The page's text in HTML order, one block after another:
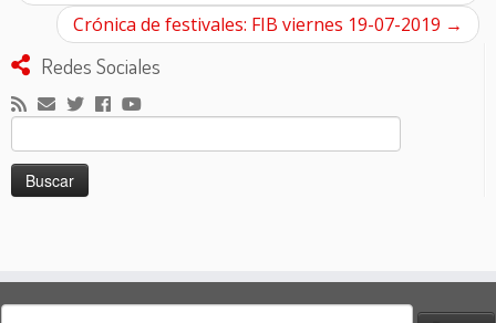
Crónica de festivales: FIB viernes 19-07-2019 →
Redes Sociales
Buscar:
Buscar: